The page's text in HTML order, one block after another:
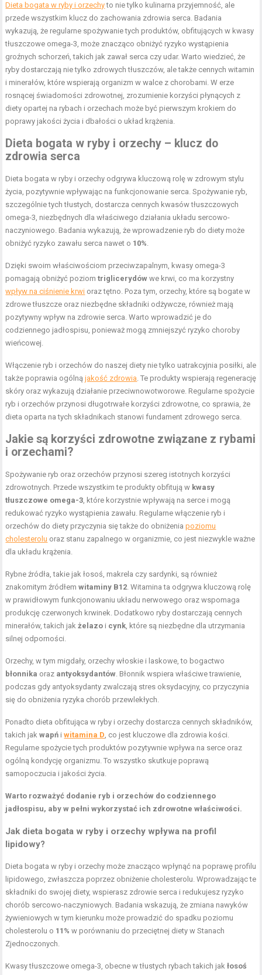
Dieta bogata w ryby i orzechyto nie tylko kulinarna przyjemność, ale
przede wszystkim klucz do zachowania zdrowia serca. Badania
wykazują, że regularne spożywanie tych produktów, obfitujących w kwasy
tłuszczowe omega-3, może znacząco obniżyć ryzyko wystąpienia
groźnych schorzeń, takich jak zawał serca czy udar. Warto wiedzieć, że
ryby dostarczają nie tylko zdrowych tłuszczów, ale także cennych witamin
i minerałów, które wspierają organizm w walce z chorobami. W erze
rosnącej świadomości zdrowotnej, zrozumienie korzyści płynących z
diety opartej na rybach i orzechach może być pierwszym krokiem do
poprawy jakości życia i dbałości o układ krążenia.
Dieta bogata w ryby i orzechy – klucz do
zdrowia serca
Dieta bogata w ryby i orzechy odgrywa kluczową rolę w zdrowym stylu
życia, pozytywnie wpływając na funkcjonowanie serca. Spożywanie ryb,
szczególnie tych tłustych, dostarcza cennych kwasów tłuszczowych
omega-3, niezbędnych dla właściwego działania układu sercowo-
naczyniowego. Badania wykazują, że wprowadzenie ryb do diety może
obniżyć ryzyko zawału serca nawet o 10%.
Dzięki swoim właściwościom przeciwzapalnym, kwasy omega-3
pomagają obniżyć poziomtriglicerydów we krwi, co ma korzystny
wpływ na ciśnienie krwi oraz tętno. Poza tym, orzechy, które są bogate w
zdrowe tłuszcze oraz niezbędne składniki odżywcze, również mają
pozytywny wpływ na zdrowie serca. Warto wprowadzić je do
codziennego jadłospisu, ponieważ mogą zmniejszyć ryzyko choroby
wieńcowej.
Włączenie ryb i orzechów do naszej diety nie tylko uatrakcyjnia posiłki, ale
także poprawia ogólnąjakość zdrowia. Te produkty wspierają regenerację
skóry oraz wykazują działanie przeciwnowotworowe. Regularne spożycie
ryb i orzechów przynosi długotrwałe korzyści zdrowotne, co sprawia, że
dieta oparta na tych składnikach stanowi fundament zdrowego serca.
Jakie są korzyści zdrowotne związane z rybami
i orzechami?
Spożywanie ryb oraz orzechów przynosi szereg istotnych korzyści
zdrowotnych. Przede wszystkim te produkty obfitują w kwasy
tłuszczowe omega-3, które korzystnie wpływają na serce i mogą
redukować ryzyko wystąpienia zawału. Regularne włączenie ryb i
orzechów do diety przyczynia się także do obniżeniapoziomu
cholesterolu oraz stanu zapalnego w organizmie, co jest niezwykle ważne
dla układu krążenia.
Rybne źródła, takie jak łosoś, makrela czy sardynki, są również
znakomitym źródłemwitaminy B12. Witamina ta odgrywa kluczową rolę
w prawidłowym funkcjonowaniu układu nerwowego oraz wspomaga
produkcję czerwonych krwinek. Dodatkowo ryby dostarczają cennych
minerałów, takich jakżelazo i cynk, które są niezbędne dla utrzymania
silnej odporności.
Orzechy, w tym migdały, orzechy włoskie i laskowe, to bogactwo
błonnika oraz antyoksydantów. Błonnik wspiera właściwe trawienie,
podczas gdy antyoksydanty zwalczają stres oksydacyjny, co przyczynia
się do obniżenia ryzyka chorób przewlekłych.
Ponadto dieta obfitująca w ryby i orzechy dostarcza cennych składników,
takich jakwapń iwitamina D, co jest kluczowe dla zdrowia kości.
Regularne spożycie tych produktów pozytywnie wpływa na serce oraz
ogólną kondycję organizmu. To wszystko skutkuje poprawą
samopoczucia i jakości życia.
Warto rozważyć dodanie ryb i orzechów do codziennego
jadłospisu, aby w pełni wykorzystać ich zdrowotne właściwości.
Jak dieta bogata w ryby i orzechy wpływa na profil
lipidowy?
Dieta bogata w ryby i orzechy może znacząco wpłynąć na poprawę profilu
lipidowego, zwłaszcza poprzez obniżenie cholesterolu. Wprowadzając te
składniki do swojej diety, wspierasz zdrowie serca i redukujesz ryzyko
chorób sercowo-naczyniowych. Badania wskazują, że zmiana nawyków
żywieniowych w tym kierunku może prowadzić do spadku poziomu
cholesterolu o 11% w porównaniu do przeciętnej diety w Stanach
Zjednoczonych.
Kwasy tłuszczowe omega-3, obecne w tłustych rybach takich jakłosoś